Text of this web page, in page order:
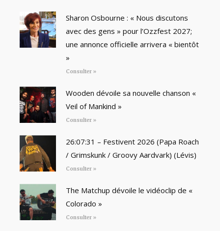
Sharon Osbourne : « Nous discutons
avec des gens » pour l’Ozzfest 2027;
une annonce officielle arrivera « bientôt
»
Consulter »
Wooden dévoile sa nouvelle chanson «
Veil of Mankind »
Consulter »
26:07:31 – Festivent 2026 (Papa Roach
/ Grimskunk / Groovy Aardvark) (Lévis)
Consulter »
The Matchup dévoile le vidéoclip de «
Colorado »
Consulter »